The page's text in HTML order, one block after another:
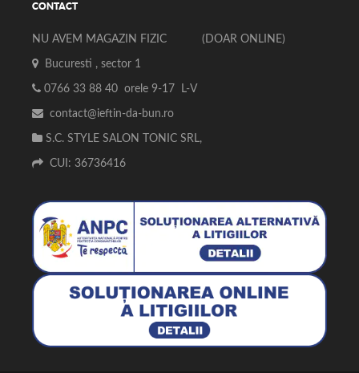
CONTACT
NU AVEM MAGAZIN FIZIC (DOAR ONLINE)
Bucuresti , sector 1
0766 33 88 40 orele 9-17 L-V
contact@ieftin-da-bun.ro
S.C. STYLE SALON TONIC SRL,
CUI: 36736416